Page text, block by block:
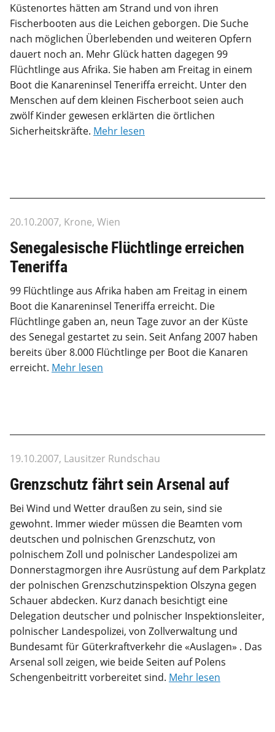
Küstenortes hätten am Strand und von ihren
Fischerbooten aus die Leichen geborgen. Die Suche
nach möglichen Überlebenden und weiteren Opfern
dauert noch an. Mehr Glück hatten dagegen 99
Flüchtlinge aus Afrika. Sie haben am Freitag in einem
Boot die Kanareninsel Teneriffa erreicht. Unter den
Menschen auf dem kleinen Fischerboot seien auch
zwölf Kinder gewesen erklärten die örtlichen
Sicherheitskräfte. Mehr lesen
20.10.2007, Krone, Wien
Senegalesische Flüchtlinge erreichen
Teneriffa
99 Flüchtlinge aus Afrika haben am Freitag in einem
Boot die Kanareninsel Teneriffa erreicht. Die
Flüchtlinge gaben an, neun Tage zuvor an der Küste
des Senegal gestartet zu sein. Seit Anfang 2007 haben
bereits über 8.000 Flüchtlinge per Boot die Kanaren
erreicht. Mehr lesen
19.10.2007, Lausitzer Rundschau
Grenzschutz fährt sein Arsenal auf
Bei Wind und Wetter draußen zu sein, sind sie
gewohnt. Immer wieder müssen die Beamten vom
deutschen und polnischen Grenzschutz, von
polnischem Zoll und polnischer Landespolizei am
Donnerstagmorgen ihre Ausrüstung auf dem Parkplatz
der polnischen Grenzschutzinspektion Olszyna gegen
Schauer abdecken. Kurz danach besichtigt eine
Delegation deutscher und polnischer Inspektionsleiter,
polnischer Landespolizei, von Zollverwaltung und
Bundesamt für Güterkraftverkehr die «Auslagen» . Das
Arsenal soll zeigen, wie beide Seiten auf Polens
Schengenbeitritt vorbereitet sind. Mehr lesen